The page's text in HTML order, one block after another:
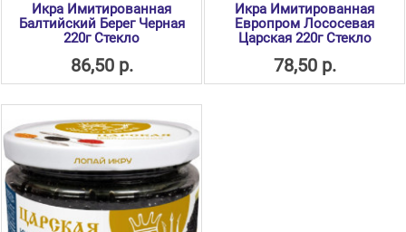
Икра Имитированная
Балтийский Берег Черная
220г Стекло
86,50 р.
Икра Имитированная
Европром Лососевая
Царская 220г Стекло
78,50 р.